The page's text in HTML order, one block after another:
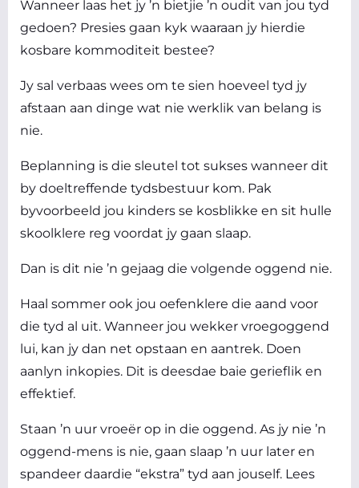
Wanneer laas het jy ’n bietjie ’n oudit van jou tyd
gedoen? Presies gaan kyk waaraan jy hierdie
kosbare kommoditeit bestee?
Jy sal verbaas wees om te sien hoeveel tyd jy
afstaan aan dinge wat nie werklik van belang is
nie.
Beplanning is die sleutel tot sukses wanneer dit
by doeltreffende tydsbestuur kom. Pak
byvoorbeeld jou kinders se kosblikke en sit hulle
skoolklere reg voordat jy gaan slaap.
Dan is dit nie ’n gejaag die volgende oggend nie.
Haal sommer ook jou oefenklere die aand voor
die tyd al uit. Wanneer jou wekker vroegoggend
lui, kan jy dan net opstaan en aantrek. Doen
aanlyn inkopies. Dit is deesdae baie gerieflik en
effektief.
Staan ’n uur vroeër op in die oggend. As jy nie ’n
oggend-mens is nie, gaan slaap ’n uur later en
spandeer daardie “ekstra” tyd aan jouself. Lees